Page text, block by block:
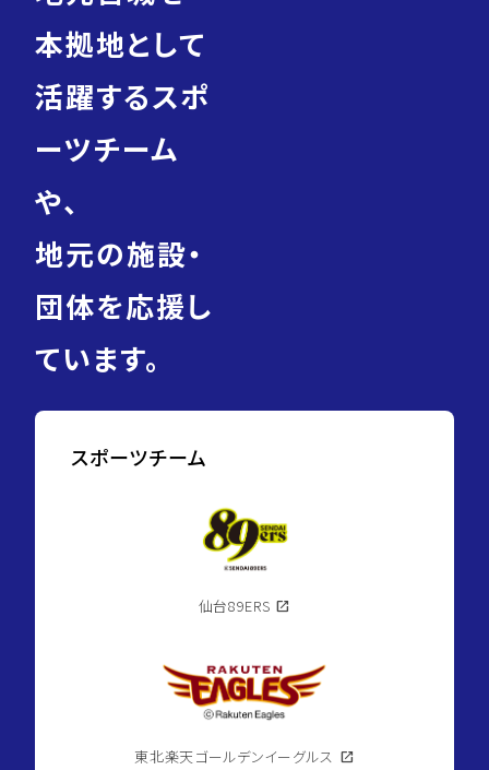
本拠地として
活躍するスポ
ーツチーム
や、
地元の施設・
団体を応援し
ています。
スポーツチーム
仙台89ERS open_in_new
東北楽天ゴールデンイーグルス open_in_new